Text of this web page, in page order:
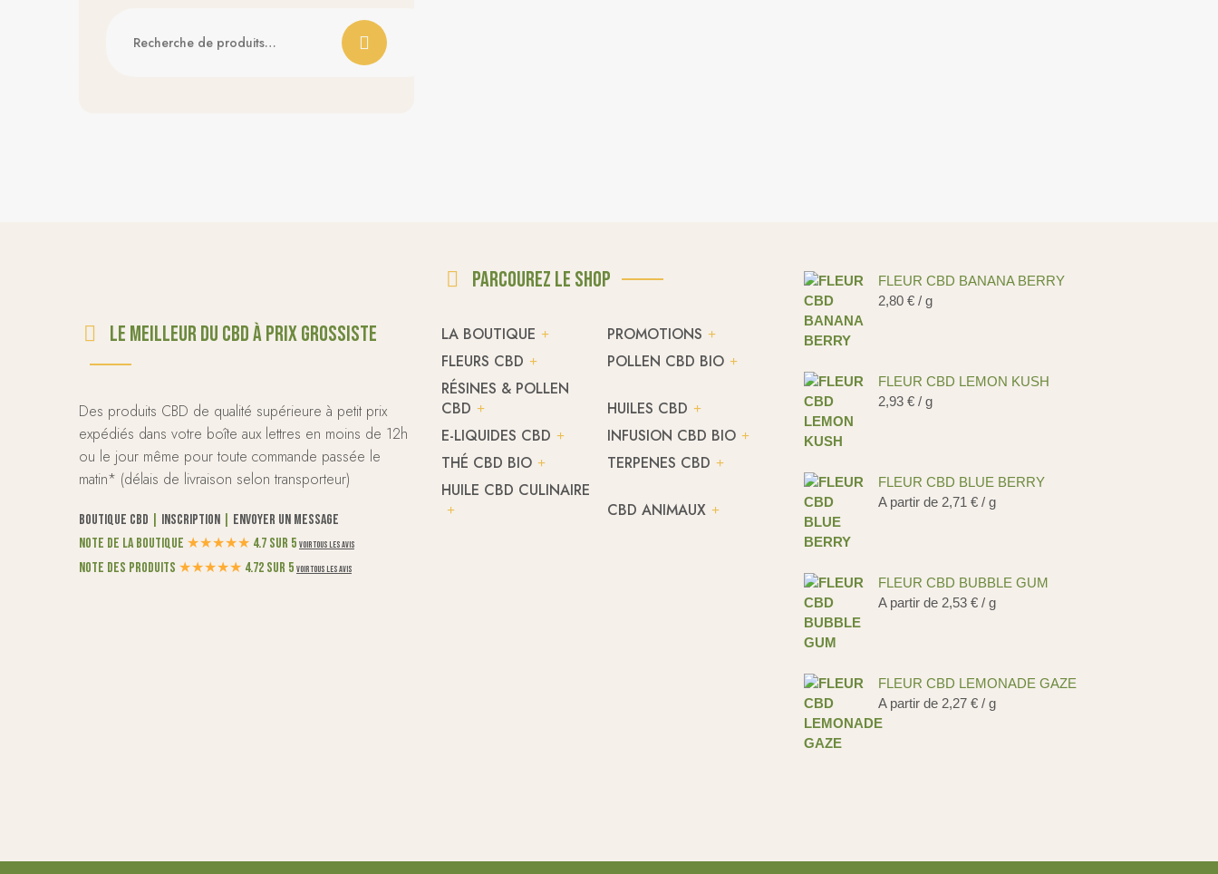
Le meilleur du CBD à prix grossiste
Des produits CBD de qualité supérieure à petit prix
expédiés dans votre boîte aux lettres en moins de 12h
ou le jour même pour toute commande passée le
matin* (délais de livraison selon transporteur)
Boutique CBD Inscription
Envoyer un message
Note de la boutique ★★★★★ 4.7 sur 5 Voir tous les avis
Note des produits ★★★★★ 4.72 sur 5 Voir tous les avis
Parcourez le shop
LA BOUTIQUE
PROMOTIONS
FLEURS CBD
POLLEN CBD BIO
RÉSINES & POLLEN
CBD
HUILES CBD
E-LIQUIDES CBD
INFUSION CBD BIO
THÉ CBD BIO
TERPENES CBD
HUILE CBD CULINAIRE
CBD ANIMAUX
FLEUR CBD BANANA BERRY
2,80 € / g
FLEUR CBD LEMON KUSH
2,93 € / g
FLEUR CBD BLUE BERRY
A partir de 2,71 € / g
FLEUR CBD BUBBLE GUM
A partir de 2,53 € / g
FLEUR CBD LEMONADE GAZE
A partir de 2,27 € / g